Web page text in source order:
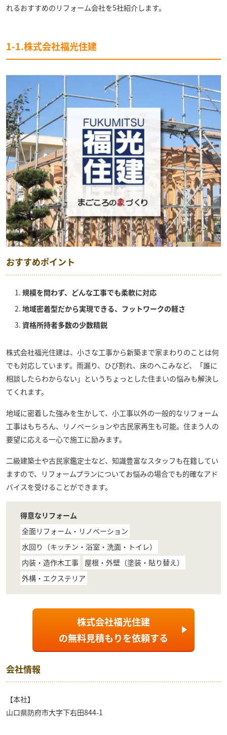
れるおすすめのリフォーム会社を5社紹介します。
1-1.株式会社福光住建
おすすめポイント
規模を問わず、どんな工事でも柔軟に対応
地域密着型だから実現できる、フットワークの軽さ
資格所持者多数の少数精鋭
株式会社福光住建は、小さな工事から新築まで家まわりのことは何
でも対応しています。雨漏り、ひび割れ、床のへこみなど、「誰に
相談したらわからない」というちょっとした住まいの悩みも解決し
てくれます。
地域に密着した強みを生かして、小工事以外の一般的なリフォーム
工事はもちろん、リノベーションや古民家再生も可能。住まう人の
要望に応える一心で施工に励みます。
二級建築士や古民家鑑定士など、知識豊富なスタッフも在籍してい
ますので、リフォームプランについてお悩みの場合でも的確なアド
バイスを受けることができます。
得意なリフォーム
全面リフォーム・リノベーション
水回り（キッチン・浴室・洗面・トイレ）
内装・造作木工事
屋根・外壁（塗装・貼り替え）
外構・エクステリア
株式会社福光住建
の無料見積もりを依頼する
会社情報
【本社】
山口県防府市大字下右田844-1